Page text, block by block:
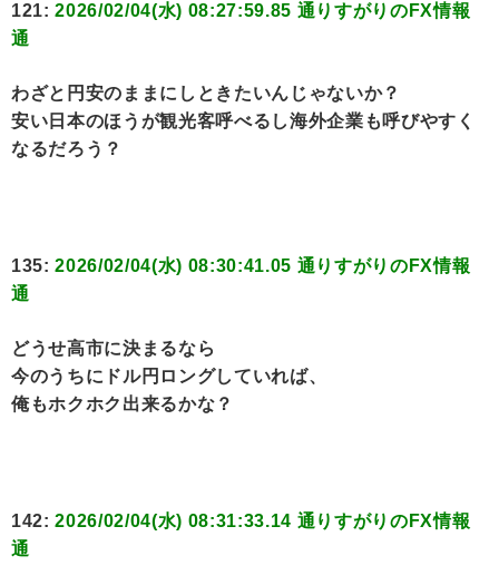
121:2026/02/04(水) 08:27:59.85 通りすがりのFX情報
通
わざと円安のままにしときたいんじゃないか？
安い日本のほうが観光客呼べるし海外企業も呼びやすく
なるだろう？
135:2026/02/04(水) 08:30:41.05 通りすがりのFX情報
通
どうせ高市に決まるなら
今のうちにドル円ロングしていれば、
俺もホクホク出来るかな？
142:2026/02/04(水) 08:31:33.14 通りすがりのFX情報
通